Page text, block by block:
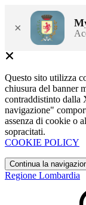
×
Questo sito utilizza
chiusura del banner
contraddistinto dalla
navigazione"
assenza di cookie o
sopracitati.
COOKIE POLICY
Continua la
Regione Lombardia